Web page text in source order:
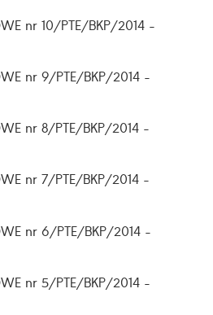
nr 10/PTE/BKP/2014 -
nr 9/PTE/BKP/2014 -
nr 8/PTE/BKP/2014 -
nr 7/PTE/BKP/2014 -
nr 6/PTE/BKP/2014 -
nr 5/PTE/BKP/2014 -